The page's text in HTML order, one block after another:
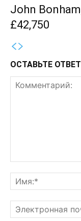
John
£42,750
ОСТАВЬТЕ ОТВЕТ